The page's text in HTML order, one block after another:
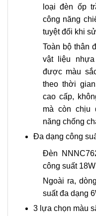
loại đèn ốp
công năng
tuyệt đối khi
Toàn bộ thân
vật liệu
được màu
theo thời
cao cấp,
mà còn chịu
năng chống
Đa dạng công
Đèn
công suất 18W
Ngoài ra,
suất đa dạng
3 lựa chọn màu